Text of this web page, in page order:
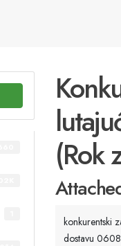
(Rok
konkurentski
dostavu